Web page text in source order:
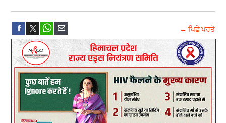
← ਪਿਛੇ ਪਰਤੋ